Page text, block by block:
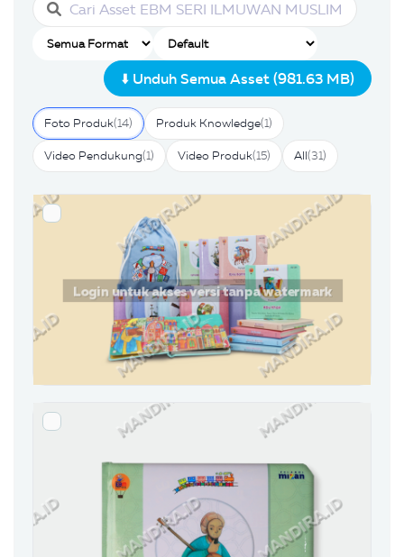
⬇️ Unduh Semua Asset (981.63 MB)
Foto Produk(14) Produk Knowledge(1)
Video Pendukung(1) Video Produk(15) All(31)